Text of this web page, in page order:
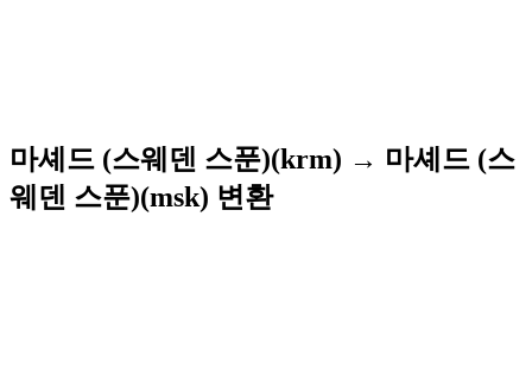
마셰드 (스웨덴 스푼)(krm) → 마셰드 (스
웨덴 스푼)(msk) 변환